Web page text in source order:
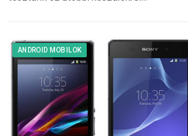
ANDROID MOBILOK